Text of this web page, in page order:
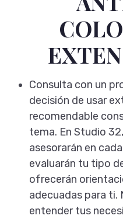
Consulta con un
decisión de usar
recomendable
tema. En Studio
asesorarán en
evaluarán tu tipo
ofrecerán
adecuadas para ti.
entender tus